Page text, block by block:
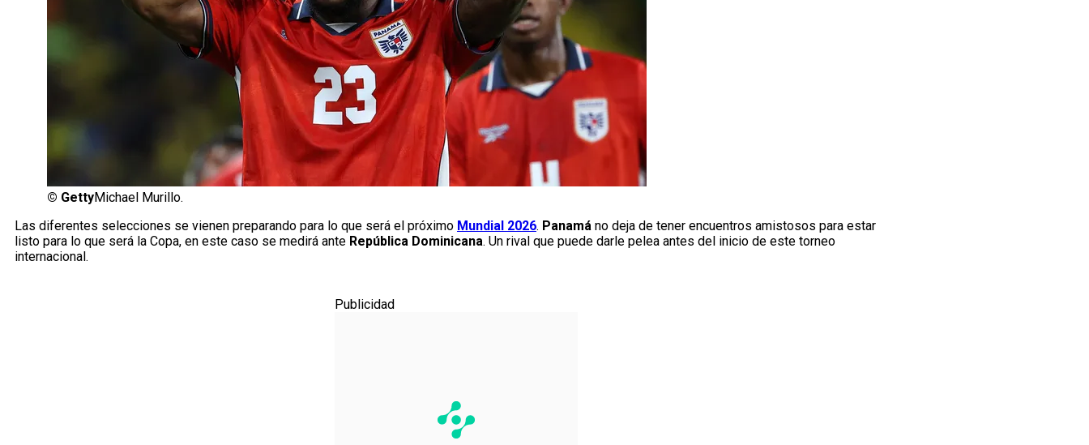
© GettyMichael Murillo.
Las diferentes selecciones se vienen preparando para lo que será el próximo Mundial 2026. Panamá no deja de tener encuentros amistosos para estar
listo para lo que será la Copa, en este caso se medirá ante República Dominicana. Un rival que puede darle pelea antes del inicio de este torneo
internacional.
Publicidad